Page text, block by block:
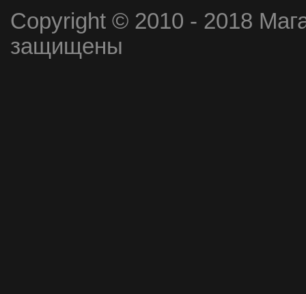
Copyright © 2010 - 2018
защищены